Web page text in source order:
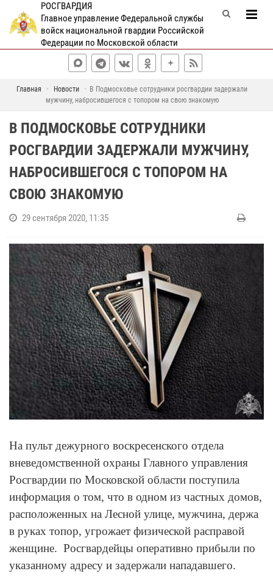
РОСГВАРДИЯ
Главное управление Федеральной службы
войск национальной гвардии Российской
Федерации по Московской области
Главная Новости
В Подмосковье сотрудники росгвардии задержали
мужчину, набросившегося с топором на свою знакомую
В ПОДМОСКОВЬЕ СОТРУДНИКИ
РОСГВАРДИИ ЗАДЕРЖАЛИ МУЖЧИНУ,
НАБРОСИВШЕГОСЯ С ТОПОРОМ НА
СВОЮ ЗНАКОМУЮ
29 сентября 2020, 11:35
На пульт дежурного воскресенского отдела
вневедомственной охраны Главного управления
Росгвардии по Московской области поступила
информация о том, что в одном из частных домов,
расположенных на Лесной улице, мужчина, держа
в руках топор, угрожает физической расправой
женщине. Росгвардейцы оперативно прибыли по
указанному адресу и задержали нападавшего.